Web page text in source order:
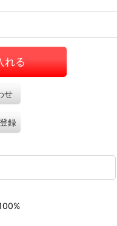
れる
せ
録